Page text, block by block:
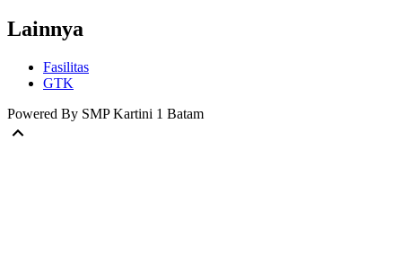
Lainnya
Fasilitas
GTK
Powered By SMP Kartini 1 Batam